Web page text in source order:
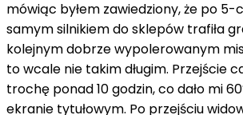
mówiąc byłem zawiedziony, że po
samym silnikiem do sklepów trafiła
kolejnym dobrze wypolerowanym
to wcale nie takim długim. Przejście
trochę ponad 10 godzin, co dało mi
ekranie tytułowym. Po przejściu